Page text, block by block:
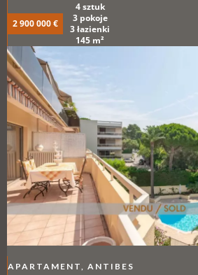
2 900 000 €
4 sztuk
3 pokoje
3 łazienki
145 m²
APARTAMENT, ANTIBES